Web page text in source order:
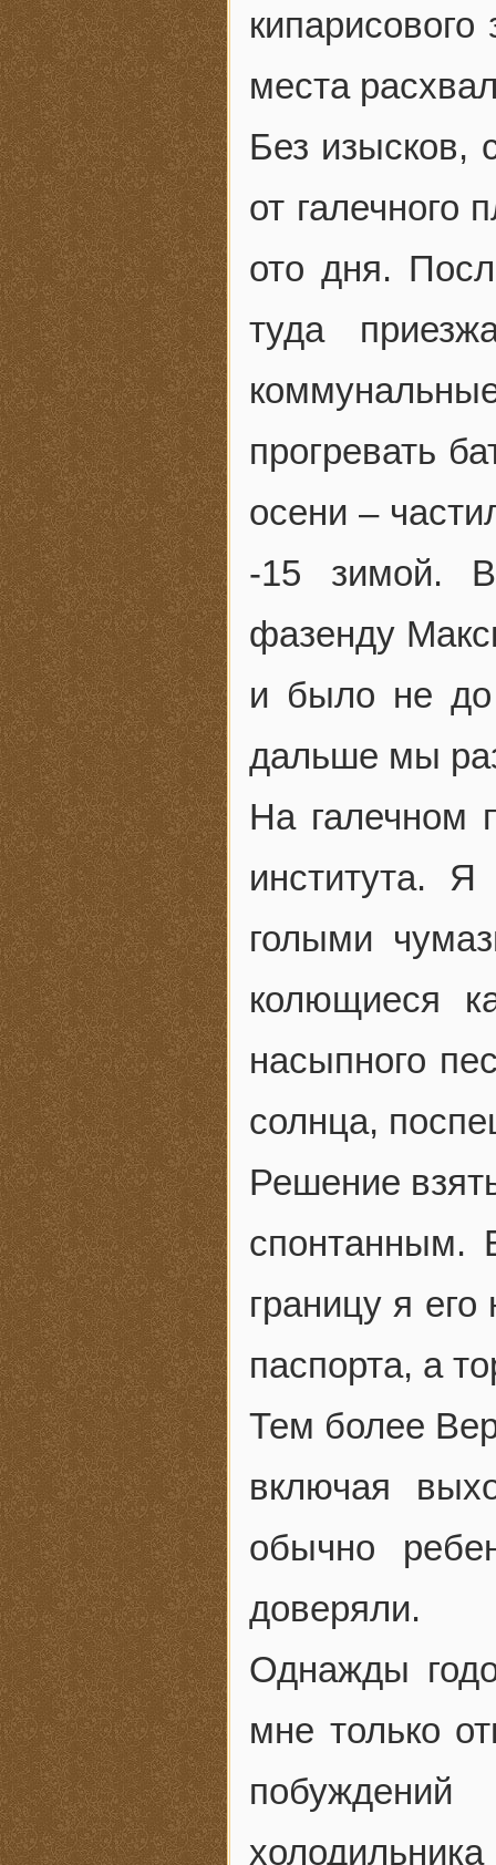
места
Без изысков,
от
ото дня.
туда
прогревать
осени –
-15 зимой.
фазенду
и было не
дальше мы
На галечном
института.
голыми
колющиеся
насыпного
солнца,
Решение
спонтанным.
границу я
паспорта, а
Тем более
включая
обычно
доверяли.
Однажды
мне только